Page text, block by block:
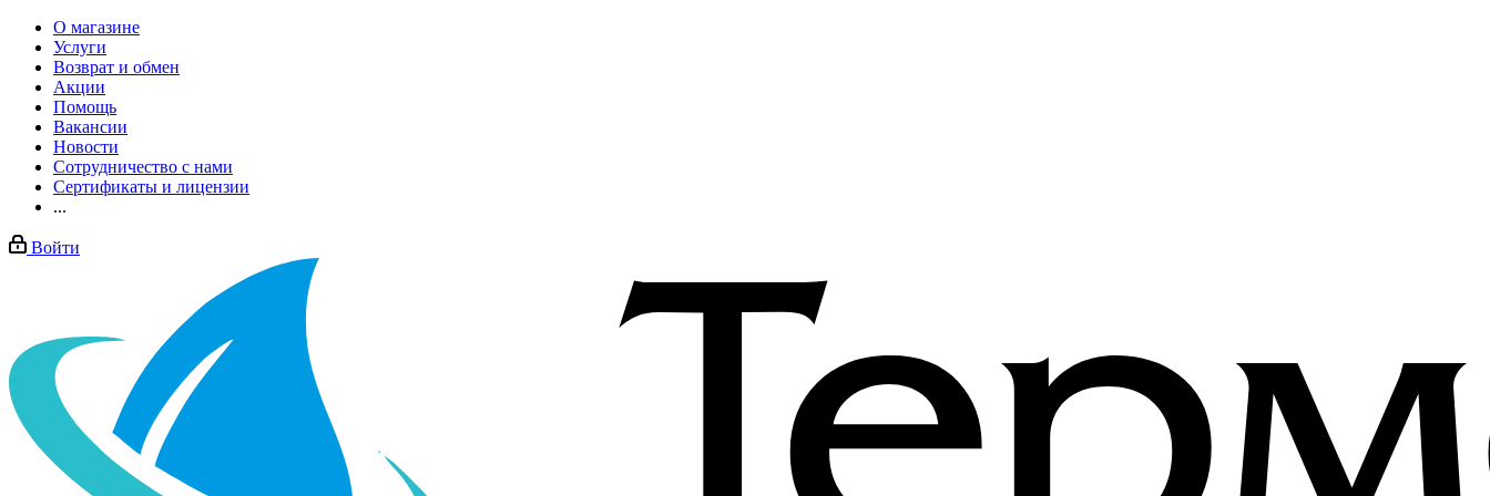
О магазине
Услуги
Возврат и обмен
Акции
Помощь
Вакансии
Новости
Сотрудничество с нами
Сертификаты и лицензии
...
Войти